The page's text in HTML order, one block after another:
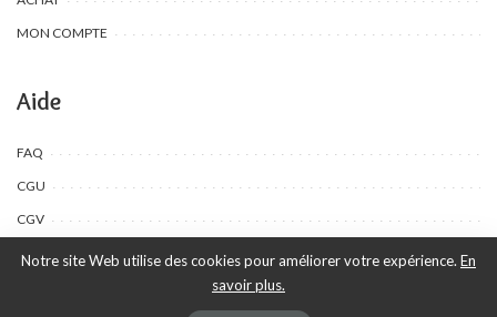
MON COMPTE
Aide
FAQ
CGU
CGV
©Toombow Kids, 2022 - 2024 - Tous droits réservés | Créé par Ewing
Notre site Web utilise des cookies pour améliorer votre expérience. En
savoir plus.